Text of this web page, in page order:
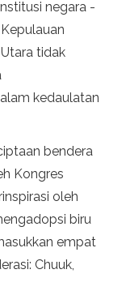
negara -
tidak
kedaulatan
bendera
Kongres
oleh
biru
empat
Chuuk,